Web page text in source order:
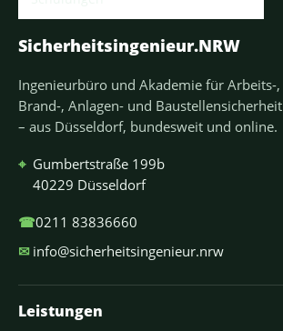
Sicherheitsingenieur.NRW
Ingenieurbüro und Akademie für Arbeits-,
Brand-, Anlagen- und Baustellensicherheit
– aus Düsseldorf, bundesweit und online.
⌖ Gumbertstraße 199b
40229 Düsseldorf
☎0211 83836660
✉ info@sicherheitsingenieur.nrw
Leistungen